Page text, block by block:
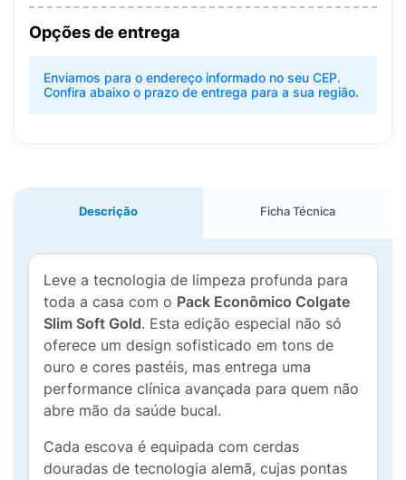
Opções de entrega
Enviamos para o endereço informado no seu CEP.
Confira abaixo o prazo de entrega para a sua região.
Descrição Ficha Técnica
Leve a tecnologia de limpeza profunda para
toda a casa com o Pack Econômico Colgate
Slim Soft Gold. Esta edição especial não só
oferece um design sofisticado em tons de
ouro e cores pastéis, mas entrega uma
performance clínica avançada para quem não
abre mão da saúde bucal.
Cada escova é equipada com cerdas
douradas de tecnologia alemã, cujas pontas